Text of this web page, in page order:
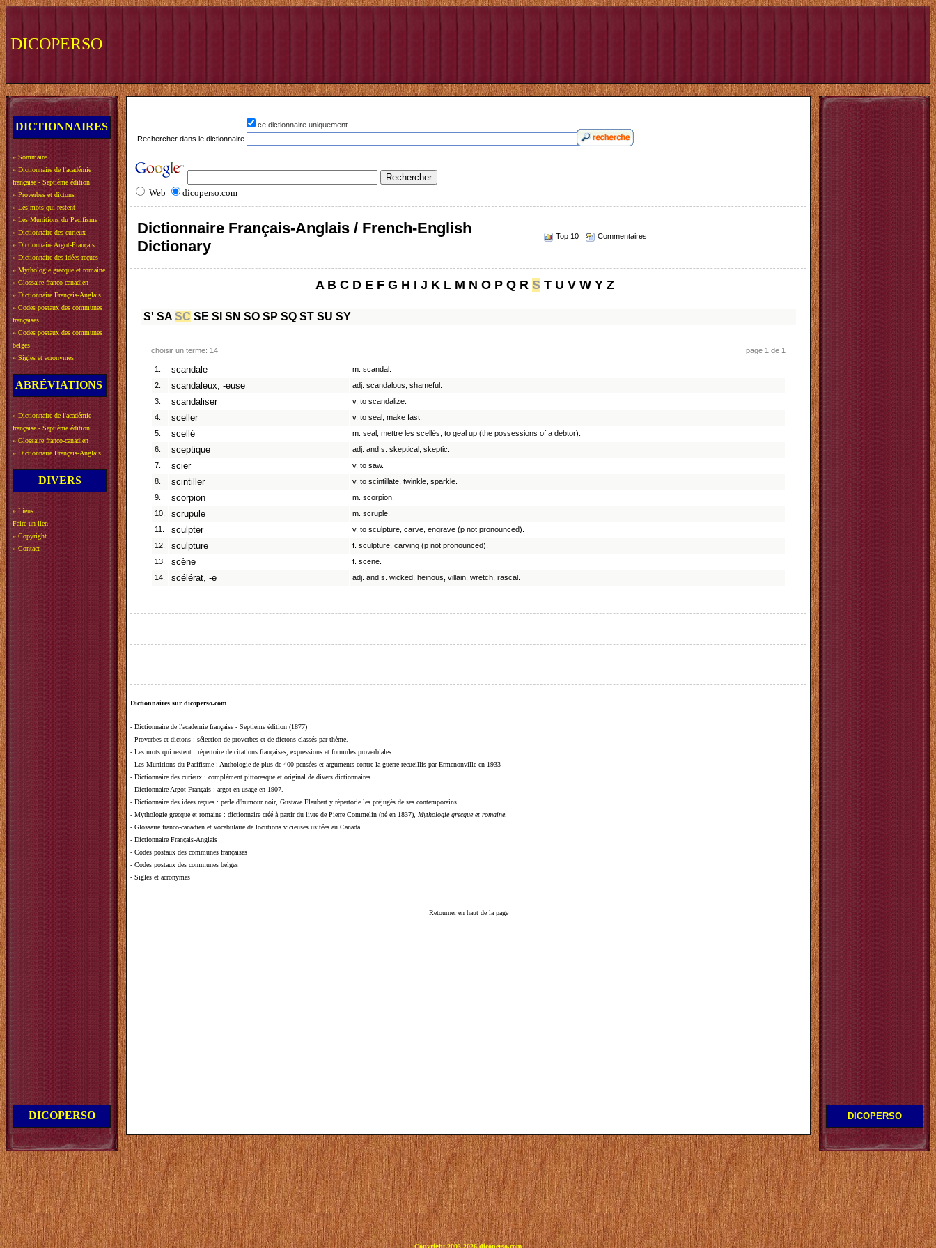
DICOPERSO
DICTIONNAIRES
» Sommaire
» Dictionnaire de l'académie
française - Septième édition
» Proverbes et dictons
» Les mots qui restent
» Les Munitions du Pacifisme
» Dictionnaire des curieux
» Dictionnaire Argot-Français
» Dictionnaire des idées reçues
» Mythologie grecque et romaine
» Glossaire franco-canadien
» Dictionnaire Français-Anglais
» Codes postaux des communes
françaises
» Codes postaux des communes
belges
» Sigles et acronymes
ABRÉVIATIONS
» Dictionnaire de l'académie
française - Septième édition
» Glossaire franco-canadien
» Dictionnaire Français-Anglais
DIVERS
» Liens
Faire un lien
» Copyright
» Contact
DICOPERSO
ce dictionnaire uniquement
Rechercher dans le dictionnaire
Web dicoperso.com
Dictionnaire Français-Anglais / French-English
Dictionary
Top 10 Commentaires
A B C D E F G H I J K L M N O P Q R S T U V W Y Z
S' SA SC SE SI SN SO SP SQ ST SU SY
choisir un terme: 14 page 1 de 1
1. scandale
m. scandal.
2.
scandaleux, -euse
adj. scandalous, shameful.
3.
scandaliser
v. to scandalize.
4.
sceller
v. to seal, make fast.
5.
scellé
m. seal; mettre les scellés, to geal up (the possessions of a debtor).
6.
sceptique
adj. and s. skeptical, skeptic.
7.
scier
v. to saw.
8.
scintiller
v. to scintillate, twinkle, sparkle.
9.
scorpion
m. scorpion.
10.
scrupule
m. scruple.
11.
sculpter
v. to sculpture, carve, engrave (p not pronounced).
12.
sculpture
f. sculpture, carving (p not pronounced).
13.
scène
f. scene.
14.
scélérat, -e adj. and s. wicked, heinous, villain, wretch, rascal.
Dictionnaires sur dicoperso.com
- Dictionnaire de l'académie française - Septième édition (1877)
- Proverbes et dictons : sélection de proverbes et de dictons classés par thème.
- Les mots qui restent : répertoire de citations françaises, expressions et formules proverbiales
- Les Munitions du Pacifisme : Anthologie de plus de 400 pensées et arguments contre la guerre recueillis par Ermenonville en 1933
- Dictionnaire des curieux : complément pittoresque et original de divers dictionnaires.
- Dictionnaire Argot-Français : argot en usage en 1907.
- Dictionnaire des idées reçues : perle d'humour noir, Gustave Flaubert y répertorie les préjugés de ses contemporains
- Mythologie grecque et romaine : dictionnaire créé à partir du livre de Pierre Commelin (né en 1837), Mythologie grecque et romaine.
- Glossaire franco-canadien et vocabulaire de locutions vicieuses usitées au Canada
- Dictionnaire Français-Anglais
- Codes postaux des communes françaises
- Codes postaux des communes belges
- Sigles et acronymes
Retourner en haut de la page
DICOPERSO
Copyright 2003-2026 dicoperso.com